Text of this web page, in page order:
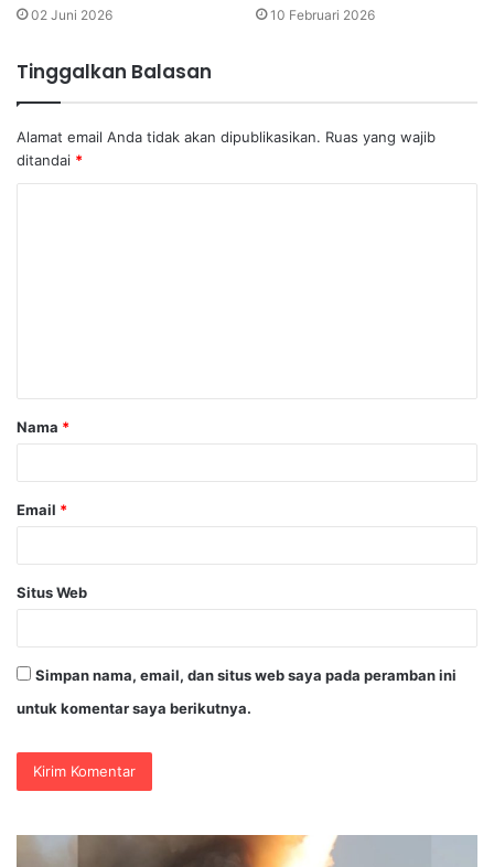
02 Juni 2026 10 Februari 2026
Tinggalkan Balasan
Alamat email Anda tidak akan dipublikasikan. Ruas yang wajib
ditandai *
a
r
Nama *
Email *
Situs Web
Simpan nama, email, dan situs web saya pada peramban ini
untuk komentar saya berikutnya.
Wakapolri